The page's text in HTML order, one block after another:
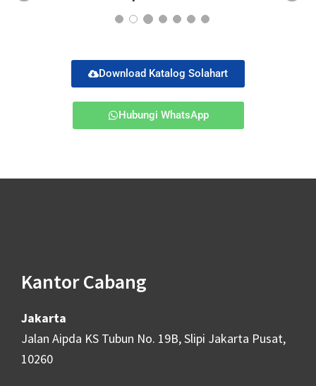
Download Katalog Solahart
Hubungi WhatsApp
Kantor Cabang
Jakarta
Jalan Aipda KS Tubun No. 19B, Slipi Jakarta Pusat,
10260